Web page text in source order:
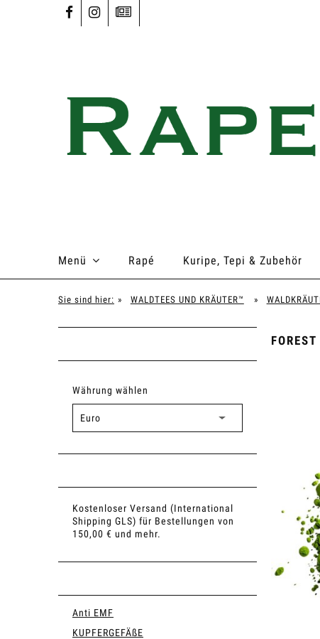
Menü Rapé Kuripe, Tepi & Zubehör
Sie sind hier: » WALDTEES UND KRÄUTER™ »
Währung wählen
Kostenloser Versand (International
Shipping GLS) für Bestellungen von
150,00 € und mehr.
Anti EMF
KUPFERGEFÄßE